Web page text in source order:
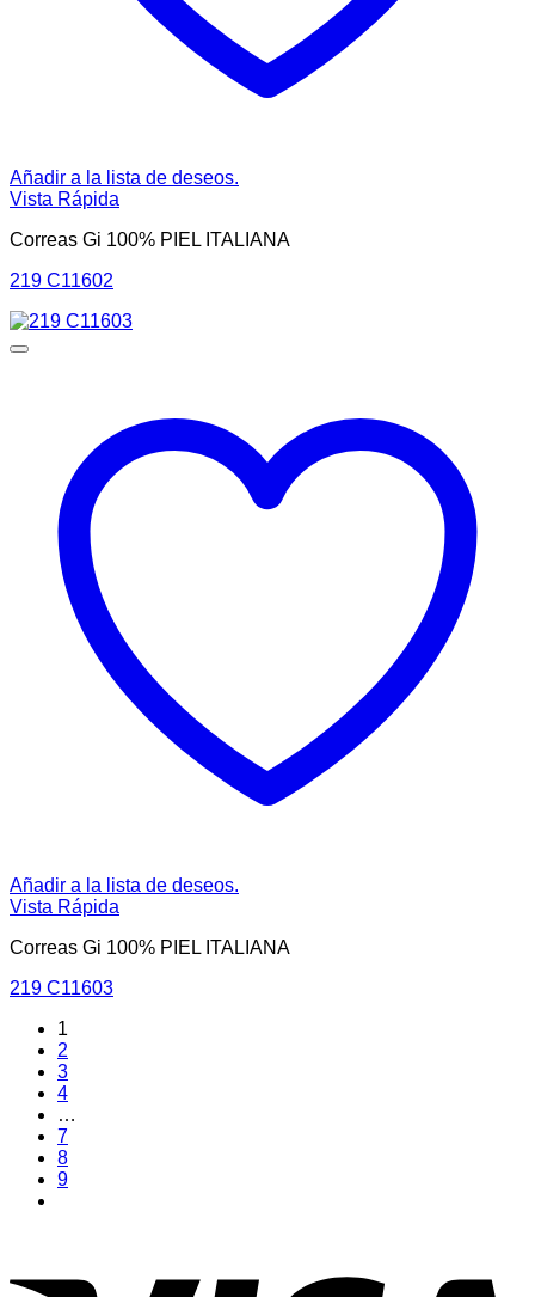
Añadir a la lista de deseos.
Vista Rápida
Correas Gi 100% PIEL ITALIANA
219 C11602
Añadir a la lista de deseos.
Vista Rápida
Correas Gi 100% PIEL ITALIANA
219 C11603
1
2
3
4
…
7
8
9